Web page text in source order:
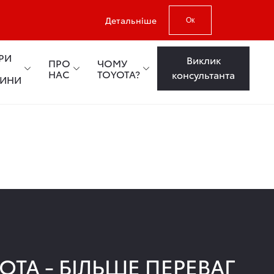
Детальніше Ок
ПРО
НАС
ЧОМУ
TOYOTA?
Виклик
консультанта
- БІЛЬШЕ ПЕРЕВАГ